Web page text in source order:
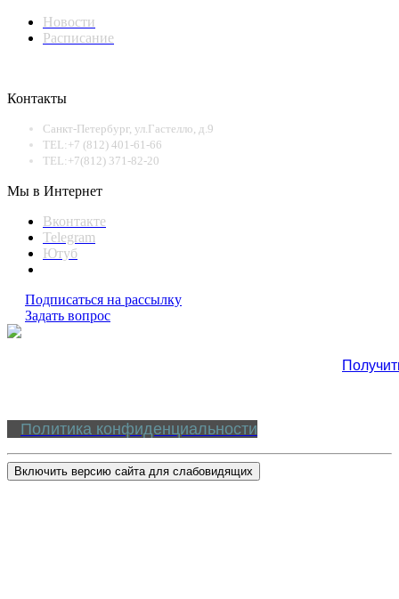
Новости
Расписание
Контакты
Санкт-Петербург, ул.Гастелло, д.9
TEL:+7 (812) 401-61-66
TEL:+7(812) 371-82-20
Мы в Интернет
Вконтакте
Telegram
Ютуб
Подписаться на рассылку
Задать вопрос
Политика конфиденциальности
Включить версию сайта для слабовидящих